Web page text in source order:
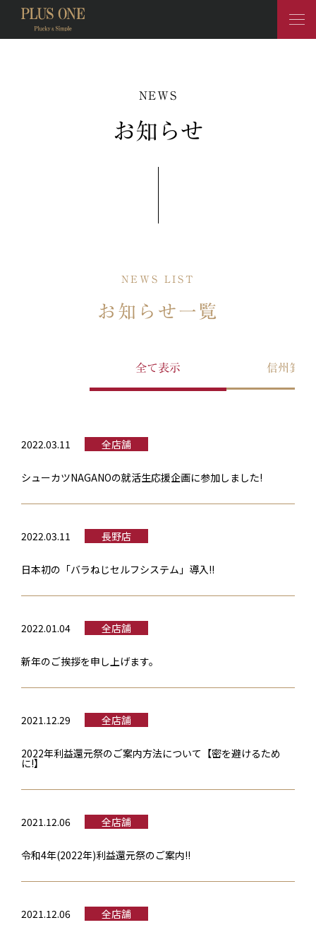
NEWS
お知らせ
NEWS LIST
お知らせ一覧
全て表示 信州箕輪
2022.03.11 全店舗
シューカツNAGANOの就活生応援企画に参加しました!
2022.03.11 長野店
日本初の「バラねじセルフシステム」導入!!
2022.01.04 全店舗
新年のご挨拶を申し上げます。
2021.12.29 全店舗
2022年利益還元祭のご案内方法について【密を避けるため
に!】
2021.12.06 全店舗
令和4年(2022年)利益還元祭のご案内!!
2021.12.06 全店舗